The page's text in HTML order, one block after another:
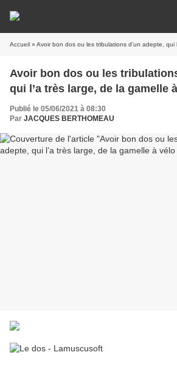
Accueil » Avoir bon dos ou les tribulations d’un adepte, qui l’a
Avoir bon dos ou les
qui l’a très large, de la gamelle
Publié le 05/06/2021 à 08:30
Par JACQUES BERTHOMEAU